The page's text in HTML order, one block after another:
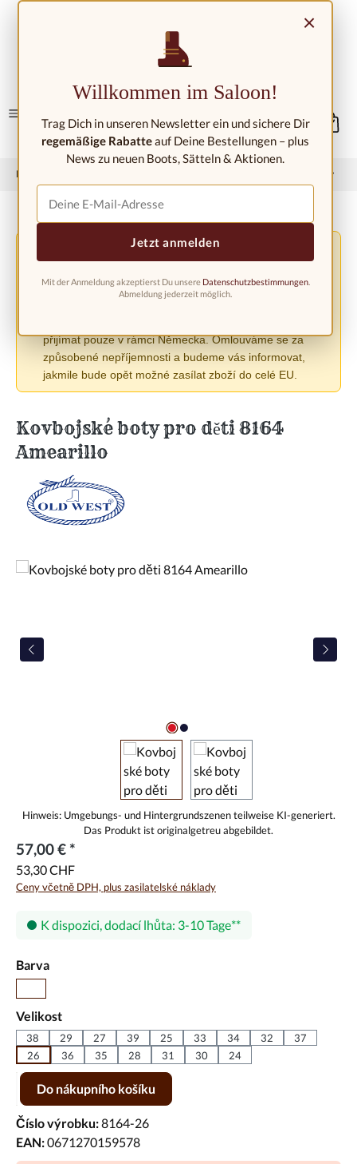
Domů Dětské westernové boty
⚠️
Změna podmínek dopravy v důsledku nařízení EU
PPWR
V důsledku nového nařízení EU o obalech (PPWR)
přijímat pouze v rámci Německa. Omlouváme se za
způsobené nepříjemnosti a budeme vás informovat,
jakmile bude opět možné zasílat zboží do celé EU.
Kovbojské boty pro děti 8164
Amearillo
Přeskočit galerii obrázků
57,00 € *
53,30 CHF
Ceny včetně DPH, plus zasilatelské náklady
K dispozici, dodací lhůta: 3-10 Tage
Vyberte
Barva
Vyberte
Velikost
38 29 27 39 25 33 34 32
37
26
36 35 28 31 30
24
Množství produktu: Zadejte požadované množství nebo pomocí
Do nákupního košíku
Číslo výrobku:8164-26
EAN:0671270159578
×
Willkommen im Saloon!
Trag Dich in unseren Newsletter ein und sichere Dir
regemäßige Rabatteauf Deine Bestellungen – plus
News zu neuen Boots, Sätteln & Aktionen.
Jetzt anmelden
Mit der Anmeldung akzeptierst Du unsere Datenschutzbestimmungen.
Abmeldung jederzeit möglich.